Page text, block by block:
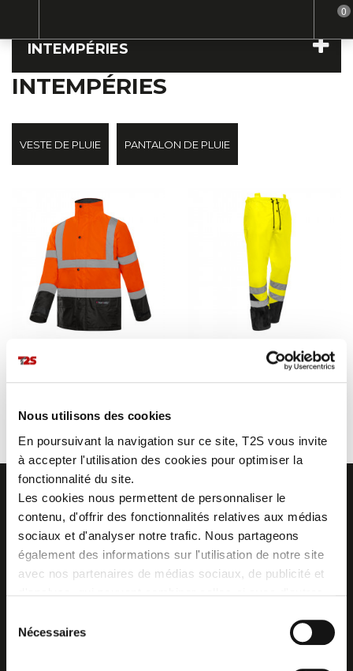
Nous utilisons des cookies
En poursuivant la navigation sur ce site, T2S vous invite
à accepter l'utilisation des cookies pour optimiser la
fonctionnalité du site.
Les cookies nous permettent de personnaliser le
contenu, d'offrir des fonctionnalités relatives aux médias
sociaux et d'analyser notre trafic. Nous partageons
également des informations sur l'utilisation de notre site
avec nos partenaires de médias sociaux, de publicité et
collectées lors de votre utilisation de leurs services.
Nécessaires
INTEMPÉRIES
INTEMPÉRIES
VESTE DE PLUIE PANTALON DE PLUIE
PARKA/VESTE DE
PLUIE SKY
PANTALON DE PLUIE
SPEED
Z.I. La Vaure - B.P. 20930
42291 SORBIERS CEDEX - France
0